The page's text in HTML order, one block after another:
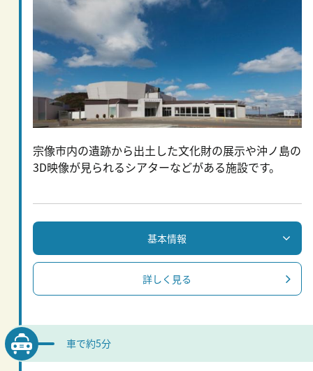
宗像市内の遺跡から出土した文化財の展示や沖ノ島の
3D映像が見られるシアターなどがある施設です。
基本情報
詳しく見る
車で約5分